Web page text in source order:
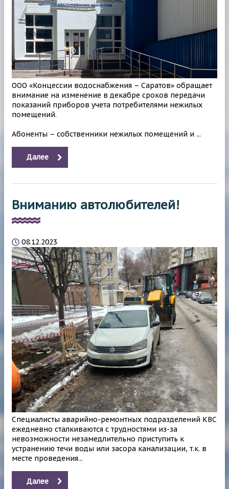
ООО «Концессии водоснабжения – Саратов» обращает
внимание на изменение в декабре сроков передачи
показаний приборов учета потребителями нежилых
помещений.
Абоненты – собственники нежилых помещений и ...
Далее
Вниманию автолюбителей!
08.12.2023
Специалисты аварийно-ремонтных подразделений КВС
ежедневно сталкиваются с трудностями из-за
невозможности незамедлительно приступить к
устранению течи воды или засора канализации, т.к. в
месте проведения...
Далее